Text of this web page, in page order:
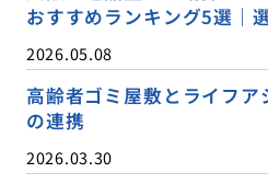
おすすめランキング5選｜
2026.05.08
高齢者ゴミ屋敷とライフ
の連携
2026.03.30